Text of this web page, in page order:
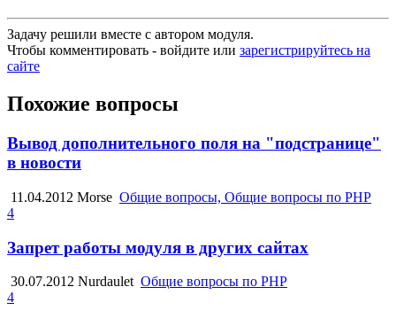
Задачу решили вместе с автором модуля.
Чтобы комментировать - войдите или зарегистрируйтесь на
сайте
Похожие вопросы
Вывод дополнительного поля на "подстранице"
в новости
11.04.2012 Morse Общие вопросы, Общие вопросы по PHP
4
Запрет работы модуля в других сайтах
30.07.2012 Nurdaulet Общие вопросы по PHP
4